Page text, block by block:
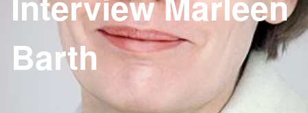
Barth